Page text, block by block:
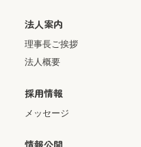
法人案内
理事長ご挨拶
法人概要
採用情報
メッセージ
情報公開